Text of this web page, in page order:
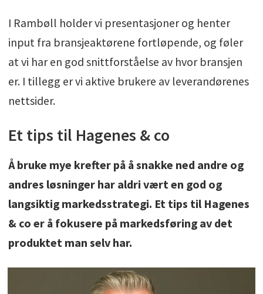
I Rambøll holder vi presentasjoner og henter
input fra bransjeaktørene fortløpende, og føler
at vi har en god snittforståelse av hvor bransjen
er. I tillegg er vi aktive brukere av leverandørenes
nettsider.
Et tips til Hagenes & co
Å bruke mye krefter på å snakke ned andre og
andres løsninger har aldri vært en god og
langsiktig markedsstrategi. Et tips til Hagenes
& co er å fokusere på markedsføring av det
produktet man selv har.